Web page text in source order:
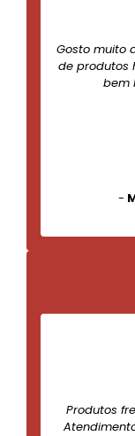
Gosto muito
de produtos
bem
-
Produtos